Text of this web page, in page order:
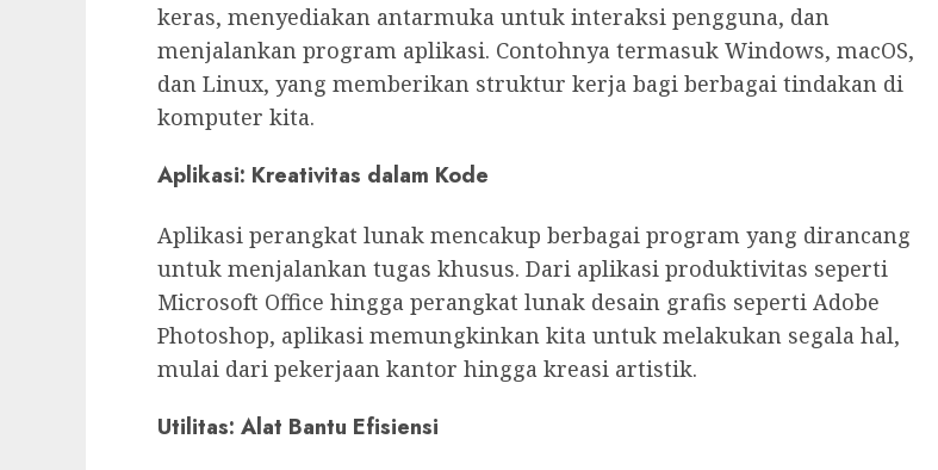
keras, menyediakan antarmuka untuk interaksi pengguna, dan
menjalankan program aplikasi. Contohnya termasuk Windows, macOS,
dan Linux, yang memberikan struktur kerja bagi berbagai tindakan di
komputer kita.
Aplikasi: Kreativitas dalam Kode
Aplikasi perangkat lunak mencakup berbagai program yang dirancang
untuk menjalankan tugas khusus. Dari aplikasi produktivitas seperti
Microsoft Office hingga perangkat lunak desain grafis seperti Adobe
Photoshop, aplikasi memungkinkan kita untuk melakukan segala hal,
mulai dari pekerjaan kantor hingga kreasi artistik.
Utilitas: Alat Bantu Efisiensi